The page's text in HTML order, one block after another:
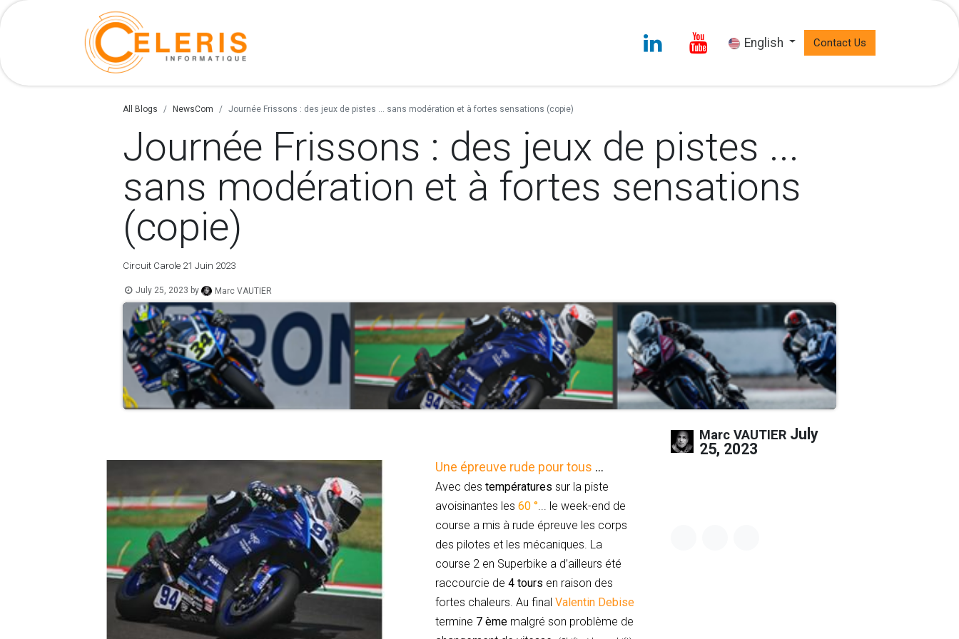
English Contact Us
All Blogs NewsCom Journée Frissons : des jeux de pistes ... sans modération et à fortes sensations (copie)
Journée Frissons : des jeux de pistes ...
sans modération et à fortes sensations
(copie)
Circuit Carole 21 Juin 2023
July 25, 2023 by Marc VAUTIER
Une épreuve rude pour tous ...
Avec des températures sur la piste
avoisinantes les 60 °... le week-end de
course a mis à rude épreuve les corps
des pilotes et les mécaniques. La
course 2 en Superbike a d’ailleurs été
raccourcie de 4 tours en raison des
fortes chaleurs. Au final Valentin Debise
termine 7 ème malgré son problème de
Marc VAUTIER July
25, 2023